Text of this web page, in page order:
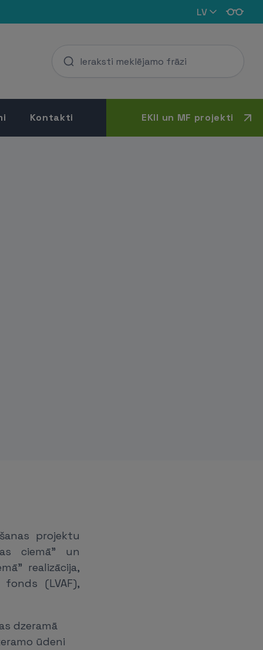
LV
Kontakti EKII un MF projekti
projektu
ciemā" un
realizācija,
(LVAF),
dzeramā
ūdeni